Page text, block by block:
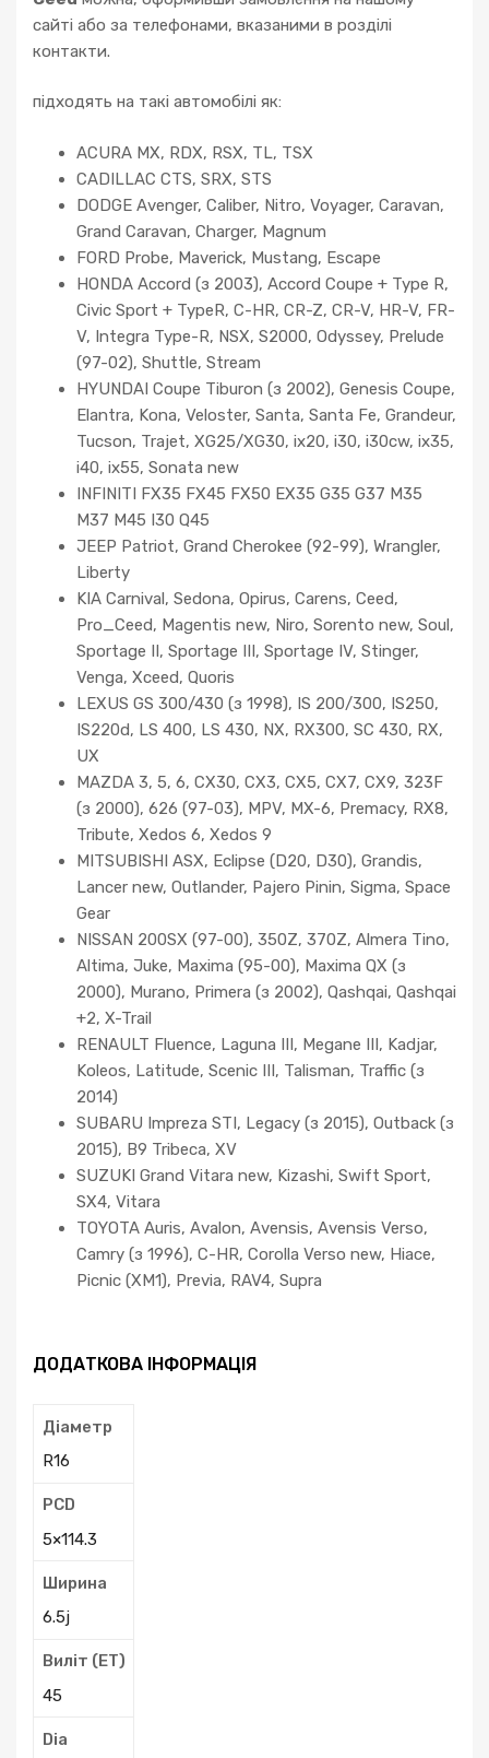
сайті або за телефонами, вказаними в розділі
контакти.
підходять на такі автомобілі як:
ACURA MX, RDX, RSX, TL, TSX
CADILLAC CTS, SRX, STS
DODGE Avenger, Caliber, Nitro, Voyager, Caravan,
Grand Caravan, Charger, Magnum
FORD Probe, Maverick, Mustang, Escape
HONDA Accord (з 2003), Accord Coupe + Type R,
Civic Sport + TypeR, C-HR, CR-Z, CR-V, HR-V, FR-
V, Integra Type-R, NSX, S2000, Odyssey, Prelude
(97-02), Shuttle, Stream
HYUNDAI Coupe Tiburon (з 2002), Genesis Coupe,
Elantra, Kona, Veloster, Santa, Santa Fe, Grandeur,
Tucson, Trajet, XG25/XG30, ix20, i30, i30cw, ix35,
i40, ix55, Sonata new
INFINITI FX35 FX45 FX50 EX35 G35 G37 M35
M37 M45 I30 Q45
JEEP Patriot, Grand Cherokee (92-99), Wrangler,
Liberty
KIA Carnival, Sedona, Opirus, Carens, Ceed,
Pro_Ceed, Magentis new, Niro, Sorento new, Soul,
Sportage II, Sportage III, Sportage IV, Stinger,
Venga, Xceed, Quoris
LEXUS GS 300/430 (з 1998), IS 200/300, IS250,
IS220d, LS 400, LS 430, NX, RX300, SC 430, RX,
UX
MAZDA 3, 5, 6, CX30, CX3, CX5, CX7, CX9, 323F
(з 2000), 626 (97-03), MPV, MX-6, Premacy, RX8,
Tribute, Xedos 6, Xedos 9
MITSUBISHI ASX, Eclipse (D20, D30), Grandis,
Lancer new, Outlander, Pajero Pinin, Sigma, Space
Gear
NISSAN 200SX (97-00), 350Z, 370Z, Almera Tino,
Altima, Juke, Maxima (95-00), Maxima QX (з
2000), Murano, Primera (з 2002), Qashqai, Qashqai
+2, X-Trail
RENAULT Fluence, Laguna III, Megane III, Kadjar,
Koleos, Latitude, Scenic III, Talisman, Traffic (з
2014)
SUBARU Impreza STI, Legacy (з 2015), Outback (з
2015), B9 Tribeca, XV
SUZUKI Grand Vitara new, Kizashi, Swift Sport,
SX4, Vitara
TOYOTA Auris, Avalon, Avensis, Avensis Verso,
Camry (з 1996), C-HR, Corolla Verso new, Hiace,
Picnic (XM1), Previa, RAV4, Supra
ДОДАТКОВА ІНФОРМАЦІЯ
Діаметр
R16
PCD
5×114.3
Ширина
6.5j
Виліт (ЕТ)
45
Dia